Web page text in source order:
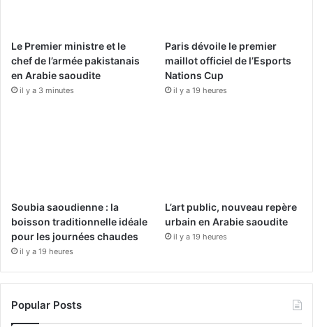
k
a
m
Le Premier ministre et le
chef de l’armée pakistanais
en Arabie saoudite
il y a 3 minutes
Paris dévoile le premier
maillot officiel de l’Esports
Nations Cup
il y a 19 heures
Soubia saoudienne : la
boisson traditionnelle idéale
pour les journées chaudes
il y a 19 heures
L’art public, nouveau repère
urbain en Arabie saoudite
il y a 19 heures
Popular Posts